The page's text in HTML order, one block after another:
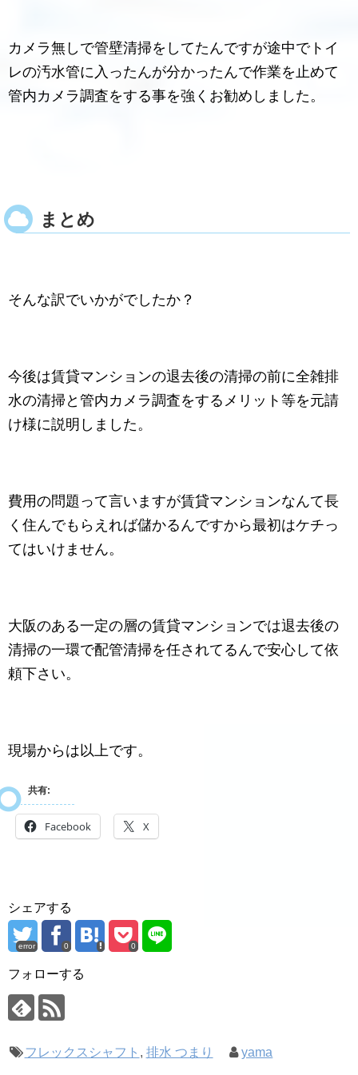
カメラ無しで管壁清掃をしてたんですが途中でトイ
レの汚水管に入ったんが分かったんで作業を止めて
管内カメラ調査をする事を強くお勧めしました。
まとめ
そんな訳でいかがでしたか？
今後は賃貸マンションの退去後の清掃の前に全雑排
水の清掃と管内カメラ調査をするメリット等を元請
け様に説明しました。
費用の問題って言いますが賃貸マンションなんて長
く住んでもらえれば儲かるんですから最初はケチっ
てはいけません。
大阪のある一定の層の賃貸マンションでは退去後の
清掃の一環で配管清掃を任されてるんで安心して依
頼下さい。
現場からは以上です。
共有:
Facebook X
シェアする
error 0 0
フォローする
フレックスシャフト , 排水 つまり yama